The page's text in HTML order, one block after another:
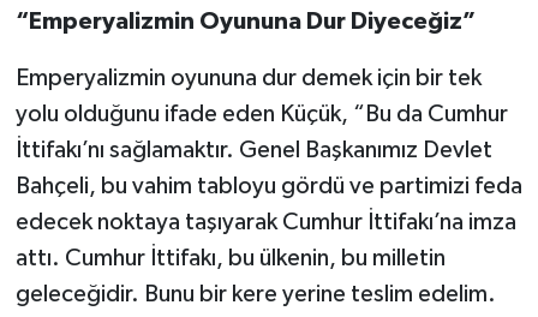
“Emperyalizmin Oyununa Dur Diyeceğiz”
Emperyalizmin oyununa dur demek için bir tek
yolu olduğunu ifade eden Küçük, “Bu da Cumhur
İttifakı’nı sağlamaktır. Genel Başkanımız Devlet
Bahçeli, bu vahim tabloyu gördü ve partimizi feda
edecek noktaya taşıyarak Cumhur İttifakı’na imza
attı. Cumhur İttifakı, bu ülkenin, bu milletin
geleceğidir. Bunu bir kere yerine teslim edelim.